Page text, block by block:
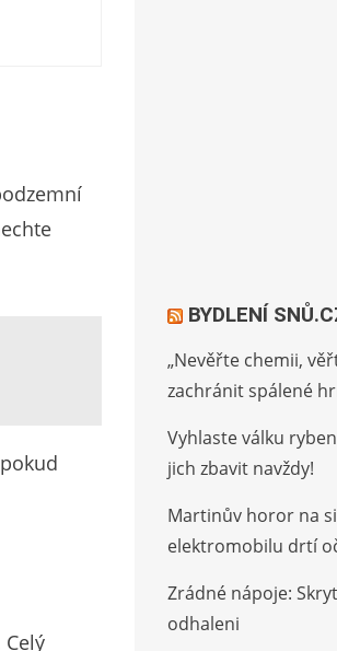
BYDLENÍ
„Nevěřte chemii,
zachránit spálené
Vyhlaste válku
jich zbavit navždy!
Martinův horor na
elektromobilu drtí
Zrádné nápoje:
odhaleni